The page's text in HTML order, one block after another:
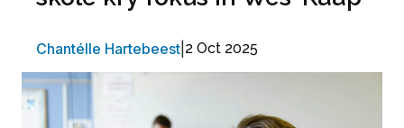
Chantélle Hartebeest 2 Oct 2025